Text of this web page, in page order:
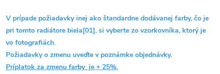
V prípade požiadavky inej ako štandardne dodávanej farby, čo je
pri tomto radiátore biela[01], si vyberte zo vzorkovníka, ktorý je
vo fotografiách.
Požiadavky o zmenu uveďte v poznámke objednávky.
Príplatok za zmenu farby je + 25%.